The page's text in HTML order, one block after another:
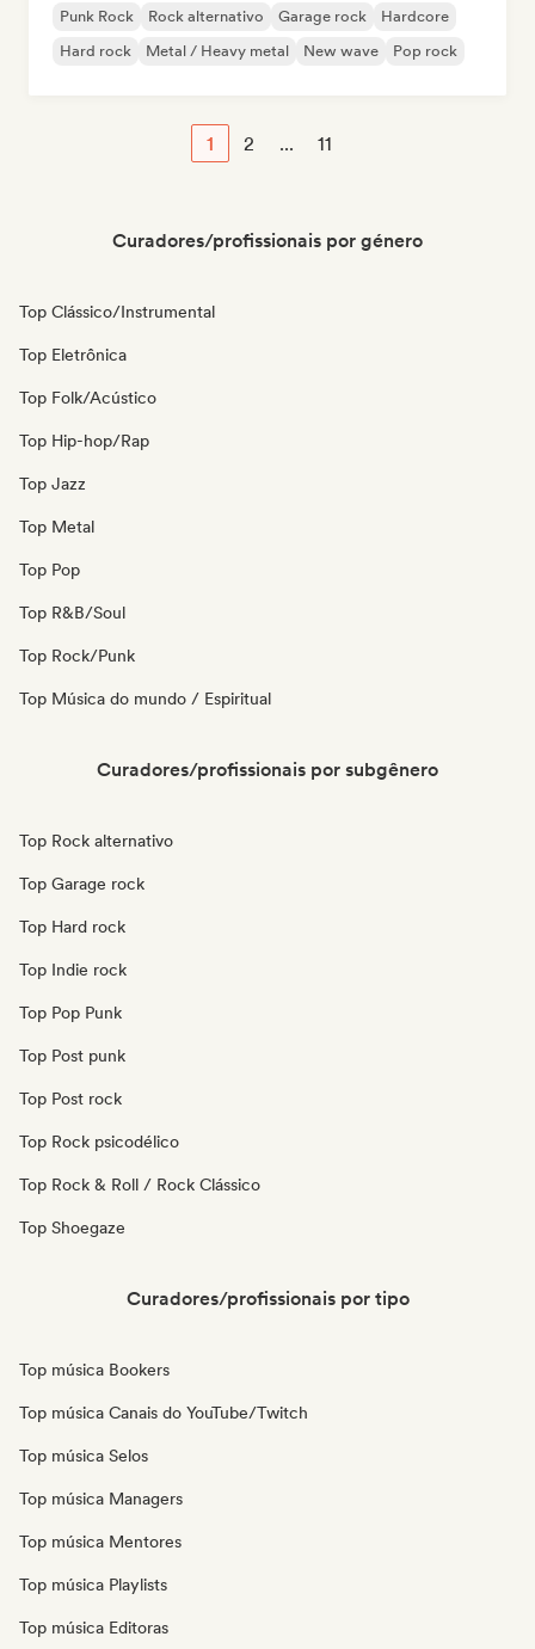
Punk Rock Rock alternativo Garage rock
Hardcore
Hard rock
Metal / Heavy metal New wave Pop rock
1 2 ... 11
Curadores/profissionais por género
Top Clássico/Instrumental
Top Eletrônica
Top Folk/Acústico
Top Hip-hop/Rap
Top Jazz
Top Metal
Top Pop
Top R&B/Soul
Top Rock/Punk
Top Música do mundo / Espiritual
Curadores/profissionais por subgênero
Top Rock alternativo
Top Garage rock
Top Hard rock
Top Indie rock
Top Pop Punk
Top Post punk
Top Post rock
Top Rock psicodélico
Top Rock & Roll / Rock Clássico
Top Shoegaze
Curadores/profissionais por tipo
Top música Bookers
Top música Canais do YouTube/Twitch
Top música Selos
Top música Managers
Top música Mentores
Top música Playlists
Top música Editoras